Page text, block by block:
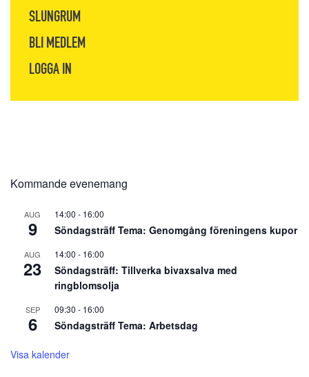
SLUNGRUM
BLI MEDLEM
LOGGA IN
Kommande evenemang
AUG
9
14:00 - 16:00
Söndagsträff Tema: Genomgång föreningens kupor
AUG
23
14:00 - 16:00
Söndagsträff: Tillverka bivaxsalva med
ringblomsolja
SEP
6
09:30 - 16:00
Söndagsträff Tema: Arbetsdag
Visa kalender